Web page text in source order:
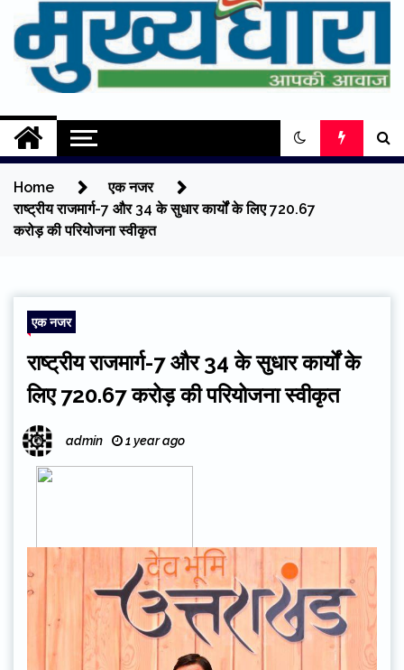
content
Mukhyadhara
Aapki Aawaz
Home
एक नजर
राष्ट्रीय राजमार्ग-7 और 34 के सुधार कार्यों के लिए 720.67
करोड़ की परियोजना स्वीकृत
एक नजर
राष्ट्रीय राजमार्ग-7 और 34 के सुधार कार्यों के
लिए 720.67 करोड़ की परियोजना स्वीकृत
admin 1 year ago